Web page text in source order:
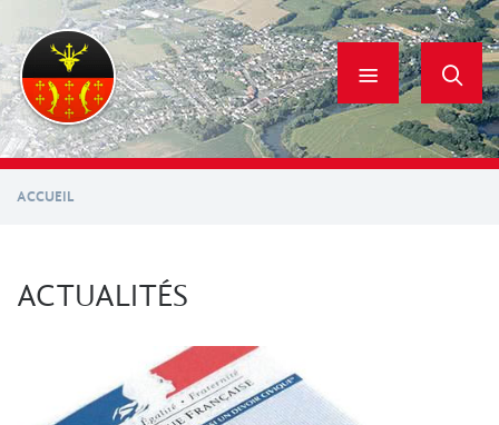
contenu
principal
ACCUEIL
ACTUALITÉS